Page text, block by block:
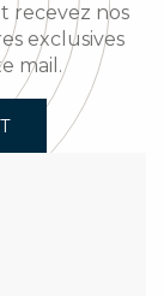
recevez nos
exclusives
mail.